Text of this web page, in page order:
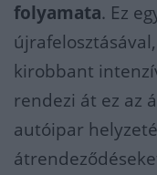
folyamata. Ez
kirobbant
rendezi át ez az
autóipar